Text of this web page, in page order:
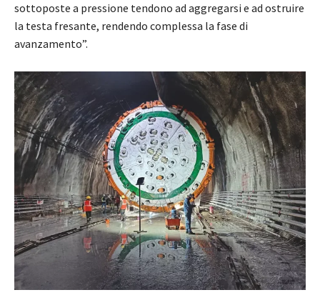
sottoposte a pressione tendono ad aggregarsi e ad ostruire
la testa fresante, rendendo complessa la fase di
avanzamento”.